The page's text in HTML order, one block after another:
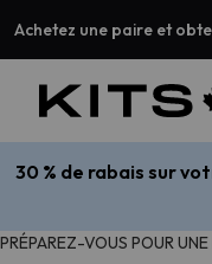
Achetez une paire et
30 % de rabais sur
PRÉPAREZ-VOUS POUR